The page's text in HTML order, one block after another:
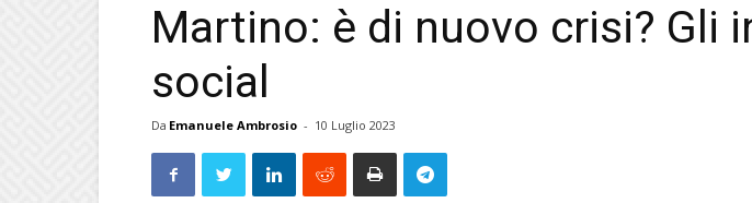
Martino: è di nuovo crisi? Gli
social
Da Emanuele Ambrosio - 10 Luglio 2023